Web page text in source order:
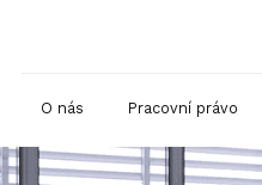
O nás Pracovní právo